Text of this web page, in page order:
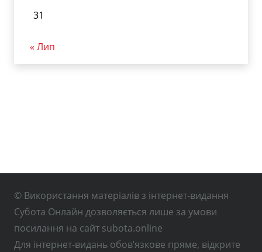
31
« Лип
© Використання матеріалів з інтернет-видання
Субота Онлайн дозволяється лише за умови
посилання на сайт subota.online
Для інтернет-видань обов’язкове пряме, відкрите